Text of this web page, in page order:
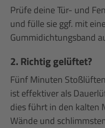
Prüfe deine Tür- und
und fülle sie ggf. mit
Gummidichtungsband
2. Richtig gelüftet?
Fünf Minuten
ist effektiver als
dies führt in den kalten
Wände und